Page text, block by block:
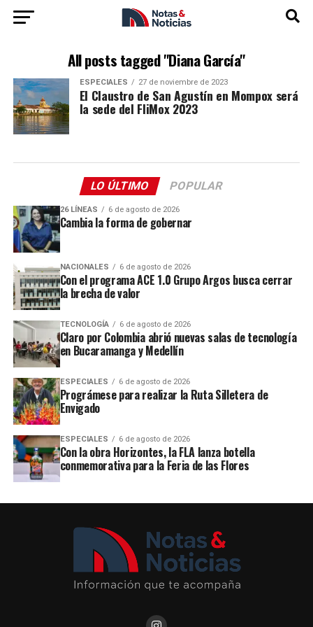
All posts tagged "Diana García"
ESPECIALES 27 de noviembre de 2023
El Claustro de San Agustín en Mompox será
la sede del FliMox 2023
LO ÚLTIMO POPULAR
26 LÍNEAS 6 de agosto de 2026
Cambia la forma de gobernar
NACIONALES 6 de agosto de 2026
Con el programa ACE 1.0 Grupo Argos busca cerrar
la brecha de valor
TECNOLOGÍA 6 de agosto de 2026
Claro por Colombia abrió nuevas salas de tecnología
en Bucaramanga y Medellín
ESPECIALES 6 de agosto de 2026
Prográmese para realizar la Ruta Silletera de
Envigado
ESPECIALES 6 de agosto de 2026
Con la obra Horizontes, la FLA lanza botella
conmemorativa para la Feria de las Flores